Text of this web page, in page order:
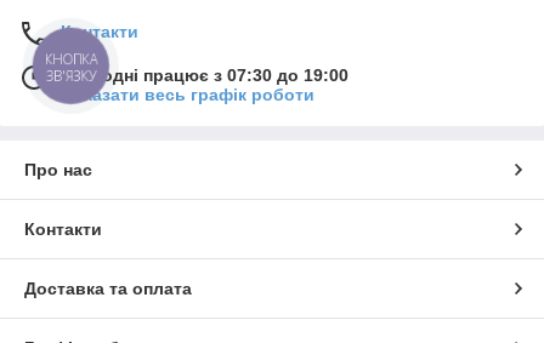
Контакти
Сьогодні працює з 07:30 до 19:00
Показати весь графік роботи
Про нас
Контакти
Доставка та оплата
КНОПКА
ЗВ'ЯЗКУ